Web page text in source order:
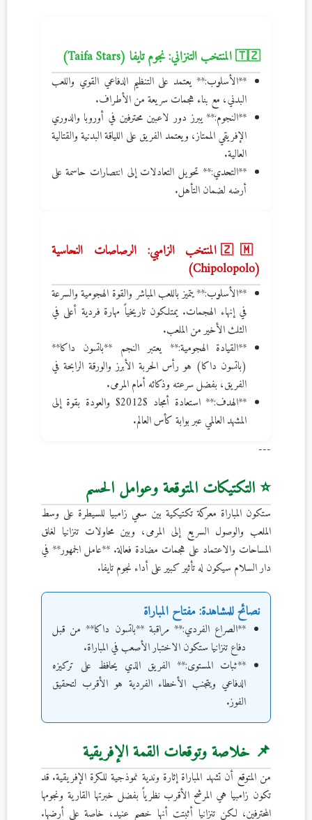
🇹🇿 المنتخب التنزاني: نجوم تايفا (Taifa Stars)
**الأسلوب:** يعتمد على التنظيم الدفاعي القوي واللعب
البدني، مع بناء هجمات سريعة من الأطراف.
**النجوم:** يبرز دور لاعبين محترفين في أوروبا والدوري
الإفريقي الممتاز، ويعتمد الفريق على اللياقة البدنية والقتالية
العالية.
**التحدي:** تحويل التعادلات إلى انتصارات حاسمة على
أرضه لضمان التأهل.
🇿🇲 المنتخب الزامبي: الرصاصات النحاسية
(Chipolopolo)
**الأسلوب:** يتميز باللعب المباشر والقوة الهجومية والسرعة
في إنهاء الهجمات. يمتلكون تاريخياً مهارة فردية أعلى في
الثلث الأخير من الملعب.
**القيادة الهجومية:** يعتبر النجم **باتسون داكا**
(باتسون داكا) هو رأس الحربة الأبرز والورقة الرابحة في
الفريق، بفضل سرعته وذكائه أمام المرمى.
**الهدف:** استعادة أمجاد $2012$ والعودة بقوة إلى
المشهد العالمي عبر بوابة كأس العالم.
---
⭐ التكتيكات المتوقعة وعوامل الحسم
ستكون المباراة معركة تكتيكية بين سعي زامبيا للسيطرة على وسط
الملعب والوصول السريع إلى المرمى، وبين محاولات تنزانيا لغلق
المساحات والاعتماد على هجمات مضادة فعالة. **عامل الجمهور** في
دار السلام سيكون له تأثير كبير على أداء نجوم تايفا.
نصائح للمشاهدة: مفتاح المباراة
**الصراع الفردي:** مراقبة **باتسون داكا** من قبل
دفاع تنزانيا ستكون الاختبار الأصعب في المباراة.
**ثبات المستوى:** الفريق الذي يحافظ على تركيزه
الدفاعي ويتجنب الأخطاء الفردية هو الأقرب لتحقيق
الفوز.
📌 خلاصة وتوقعات القمة الإفريقية
من المتوقع أن تشهد المباراة إثارة وندية نموذجية للكرة الإفريقية. قد
تكون زامبيا هي المرشح الأقرب نظرياً بفضل خبرتها القارية ونجومها
المحترفين، لكن تنزانيا أثبتت أنها خصم عنيد، خاصة على أرضها.